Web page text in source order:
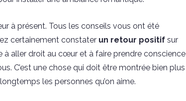
à présent. Tous les conseils vous ont été
certainement constater un retour positif sur
à aller droit au cœur et à faire prendre conscience
C’est une chose qui doit être montrée bien plus
les personnes qu’on aime.